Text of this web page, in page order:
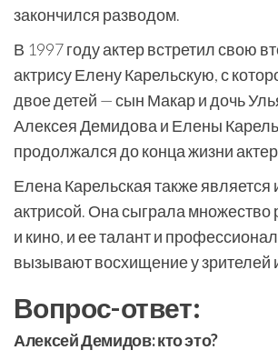
закончился разводом.
В 1997 году актер встретил свою
актрису Елену Карельскую, с
двое детей — сын Макар и дочь
Алексея Демидова и Елены
продолжался до конца жизни
Елена Карельская также является
актрисой. Она сыграла множество
и кино, и ее талант и
вызывают восхищение у зрителей
Вопрос-ответ:
Алексей Демидов: кто это?